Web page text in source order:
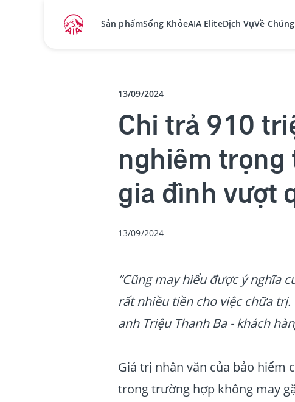
Sản phẩmSống KhỏeAIA EliteDịch VụVề
13/09/2024
Chi trả 910
nghiêm trọng
gia đình vượt
13/09/2024
“Cũng may hiểu được ý nghĩa
rất nhiều tiền cho việc chữa trị.
anh Triệu Thanh Ba - khách
Giá trị nhân văn của bảo hiểm
trong trường hợp không may